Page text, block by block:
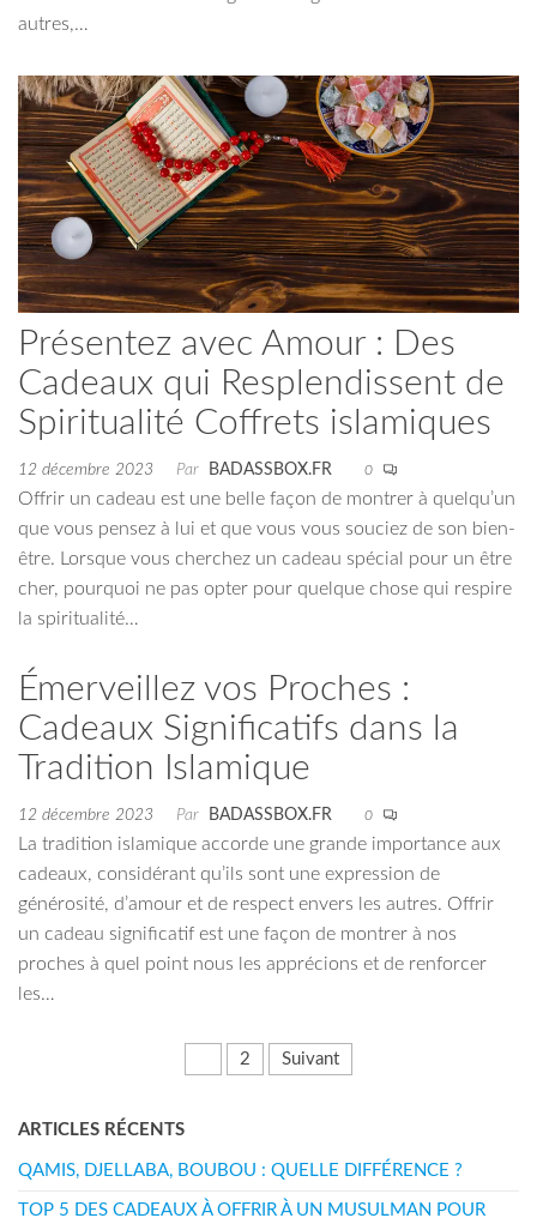
autres,…
Présentez avec Amour : Des
Cadeaux qui Resplendissent de
Spiritualité Coffrets islamiques
12 décembre 2023 Par BADASSBOX.FR 0
Offrir un cadeau est une belle façon de montrer à quelqu’un
que vous pensez à lui et que vous vous souciez de son bien-
être. Lorsque vous cherchez un cadeau spécial pour un être
cher, pourquoi ne pas opter pour quelque chose qui respire
la spiritualité…
Émerveillez vos Proches :
Cadeaux Significatifs dans la
Tradition Islamique
12 décembre 2023 Par BADASSBOX.FR 0
La tradition islamique accorde une grande importance aux
cadeaux, considérant qu’ils sont une expression de
générosité, d’amour et de respect envers les autres. Offrir
un cadeau significatif est une façon de montrer à nos
proches à quel point nous les apprécions et de renforcer
les…
publications
2 Suivant
ARTICLES RÉCENTS
QAMIS, DJELLABA, BOUBOU : QUELLE DIFFÉRENCE ?
TOP 5 DES CADEAUX À OFFRIR À UN MUSULMAN POUR